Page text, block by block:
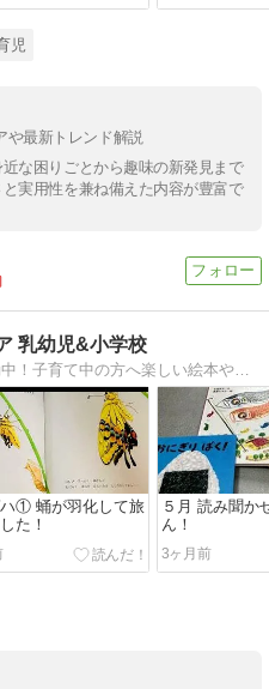
児
や最新トレンド解説
な困りごとから趣味の新発見まで
実用性を兼ね備えた内容が豊富で
乳幼児&小学校
読み聞かせのボランティア活動中！子育て中の方へ楽しい絵本や紙芝居の読み聞かせのことを、お伝えしたいと思います。
① 蛹が羽化して旅
た！
５月 読み聞か
ん！
3ヶ月前